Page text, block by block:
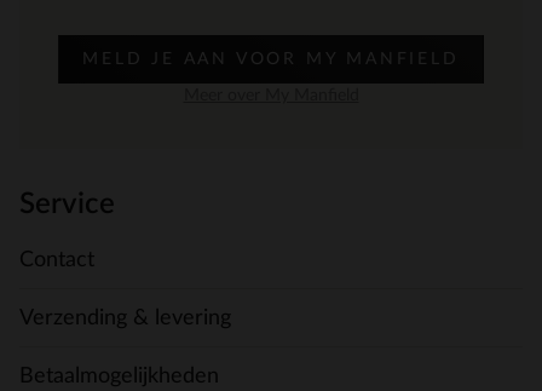
MELD JE AAN VOOR MY MANFIELD
Service
Contact
Verzending & levering
Betaalmogelijkheden